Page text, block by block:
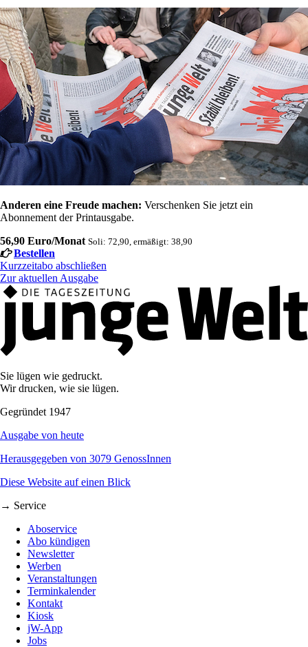
Anderen eine Freude machen: Verschenken Sie jetzt ein
Abonnement der Printausgabe.
56,90 Euro/Monat Soli: 72,90, ermäßigt: 38,90
Bestellen
Kurzzeitabo abschließen
Zur aktuellen Ausgabe
Sie lügen wie gedruckt.
Wir drucken, wie sie lügen.
Gegründet 1947
Ausgabe von heute
Herausgegeben von 3079 GenossInnen
Diese Website auf einen Blick
→ Service
Aboservice
Abo kündigen
Newsletter
Werben
Veranstaltungen
Terminkalender
Kontakt
Kiosk
jW-App
Jobs